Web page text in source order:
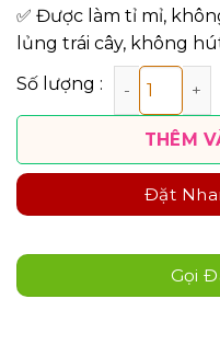
✅ Được làm tỉ mỉ,
lủng trái cây, không
Giỏ Quà Trái Cây Mừng
THÊM
Đặt
Gọi